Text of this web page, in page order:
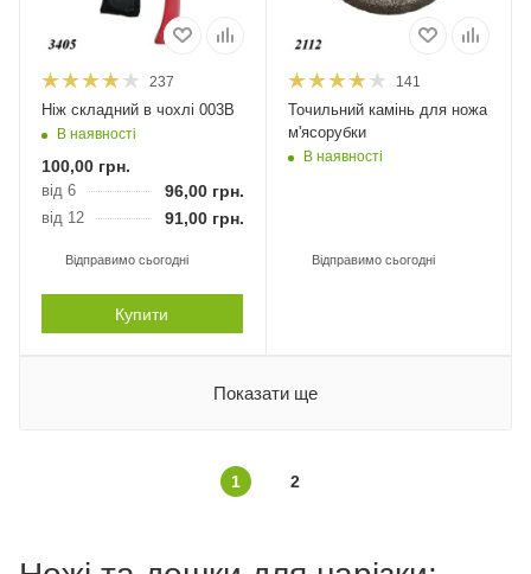
237
Ніж складний в чохлі 003В
В наявності
100,00 грн.
від 6 96,00 грн.
від 12 91,00 грн.
Відправимо сьогодні
Купити
141
Точильний камінь для ножа
м'ясорубки
В наявності
Відправимо сьогодні
Показати ще
1 2